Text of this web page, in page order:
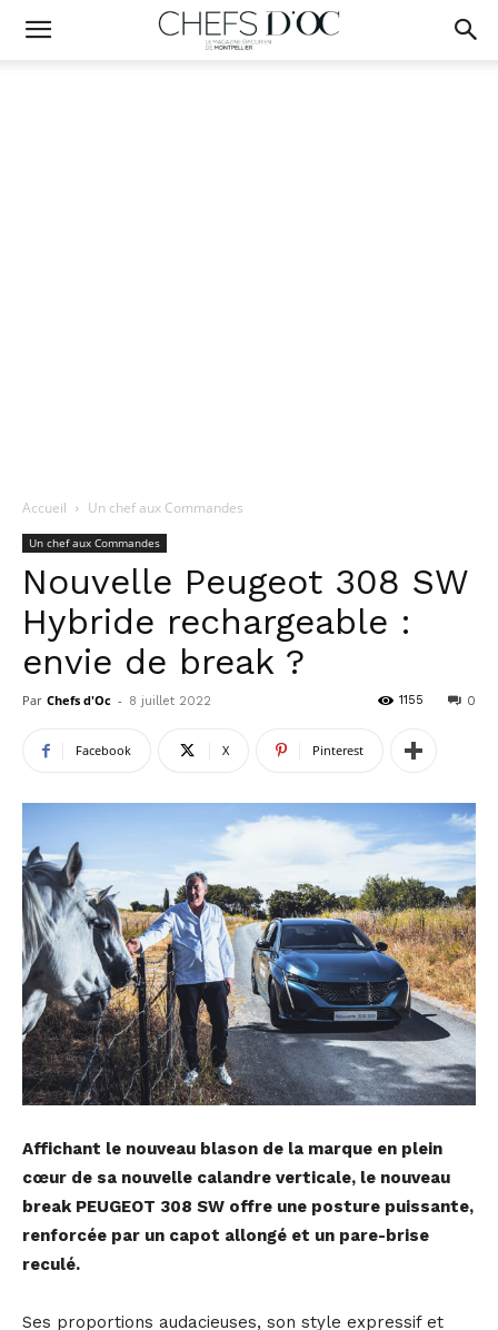
Accueil Un chef aux Commandes
Un chef aux Commandes
Nouvelle Peugeot 308 SW
Hybride rechargeable :
envie de break ?
Par Chefs d'Oc - 8 juillet 2022 0
1155
Facebook X Pinterest
Affichant le nouveau blason de la marque en plein
cœur de sa nouvelle calandre verticale, le nouveau
break PEUGEOT 308 SW offre une posture puissante,
renforcée par un capot allongé et un pare-brise
reculé.
Ses proportions audacieuses, son style expressif et